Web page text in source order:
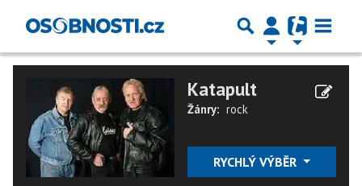
Katapult
Žánry: rock
RYCHLÝ VÝBĚR